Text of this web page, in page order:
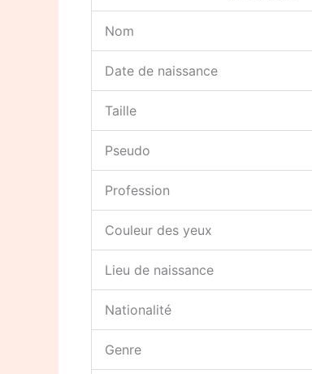
Nom
Date de naissance
Taille
Pseudo
Profession
Couleur des yeux
Lieu de naissance
Nationalité
Genre